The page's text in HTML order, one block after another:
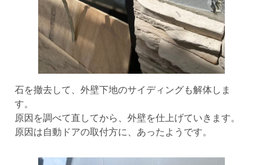
石を撤去して、外壁下地のサイディングも解体しま
す。
原因を調べて直してから、外壁を仕上げていきます。
原因は自動ドアの取付方に、あったようです。